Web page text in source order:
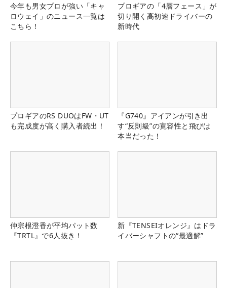
今年も男女プロが強い「キャ
ロウェイ」のニュース一覧は
こちら！
プロギアの「4層フェース」が
切り開く高初速ドライバーの
新時代
プロギアのRS DUOはFW・UT
も完成度が高く購入者続出！
『G740』アイアンが引き出
す“反則級”の寛容性と飛びは
本当だった！
仲宗根澄香が平均パット数
『TRTL』で6人抜き！
新『TENSEIオレンジ』はドラ
イバーシャフトの“最適解”